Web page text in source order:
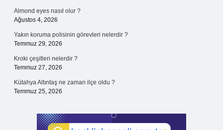
Almond eyes nasıl olur ?
Ağustos 4, 2026
Yakın koruma polisinin görevleri nelerdir ?
Temmuz 29, 2026
Kroki çeşitleri nelerdir ?
Temmuz 27, 2026
Kütahya Altıntaş ne zaman ilçe oldu ?
Temmuz 25, 2026